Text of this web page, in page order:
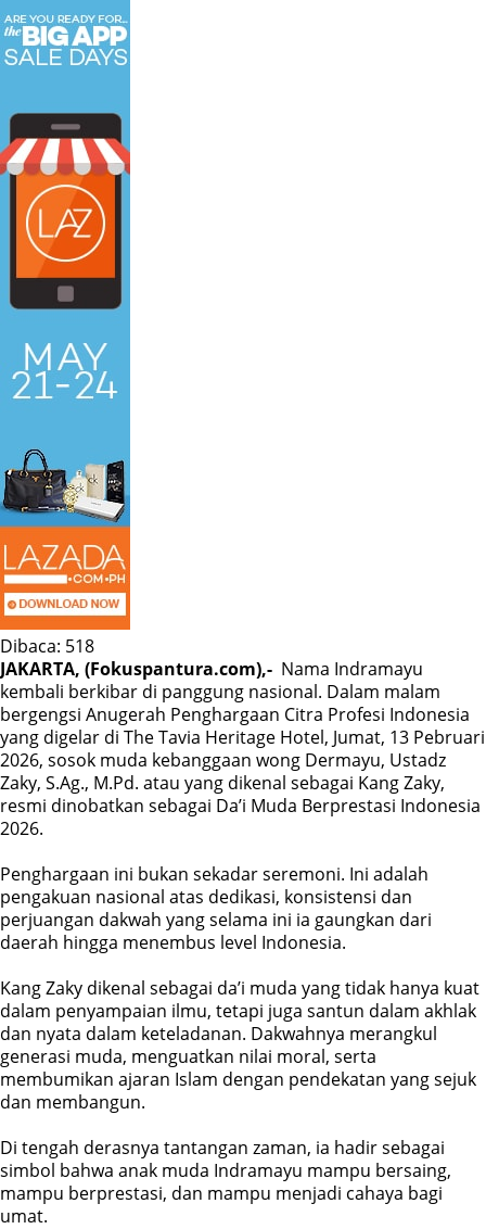
Dibaca: 518
JAKARTA, (Fokuspantura.com),- Nama Indramayu
kembali berkibar di panggung nasional. Dalam malam
bergengsi Anugerah Penghargaan Citra Profesi Indonesia
yang digelar di The Tavia Heritage Hotel, Jumat, 13 Pebruari
2026, sosok muda kebanggaan wong Dermayu, Ustadz
Zaky, S.Ag., M.Pd. atau yang dikenal sebagai Kang Zaky,
resmi dinobatkan sebagai Da’i Muda Berprestasi Indonesia
2026.
Penghargaan ini bukan sekadar seremoni. Ini adalah
pengakuan nasional atas dedikasi, konsistensi dan
perjuangan dakwah yang selama ini ia gaungkan dari
daerah hingga menembus level Indonesia.
Kang Zaky dikenal sebagai da’i muda yang tidak hanya kuat
dalam penyampaian ilmu, tetapi juga santun dalam akhlak
dan nyata dalam keteladanan. Dakwahnya merangkul
generasi muda, menguatkan nilai moral, serta
membumikan ajaran Islam dengan pendekatan yang sejuk
dan membangun.
Di tengah derasnya tantangan zaman, ia hadir sebagai
simbol bahwa anak muda Indramayu mampu bersaing,
mampu berprestasi, dan mampu menjadi cahaya bagi
umat.